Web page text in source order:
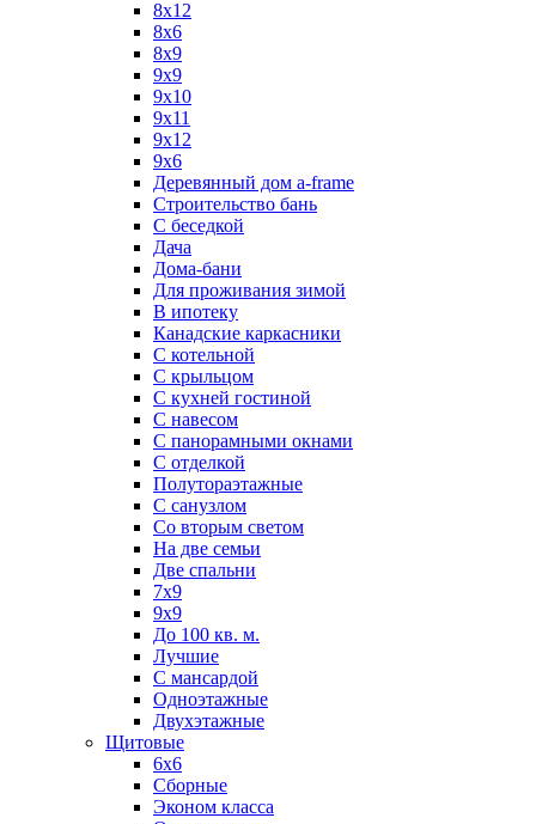
8х12
8х6
8х9
9x9
9х10
9х11
9х12
9х6
Деревянный дом a-frame
Строительство бань
С беседкой
Дача
Дома-бани
Для проживания зимой
В ипотеку
Канадские каркасники
С котельной
С крыльцом
С кухней гостиной
С навесом
С панорамными окнами
С отделкой
Полутораэтажные
С санузлом
Со вторым светом
На две семьи
Две спальни
7х9
9х9
До 100 кв. м.
Лучшие
С мансардой
Одноэтажные
Двухэтажные
Щитовые
6х6
Сборные
Эконом класса